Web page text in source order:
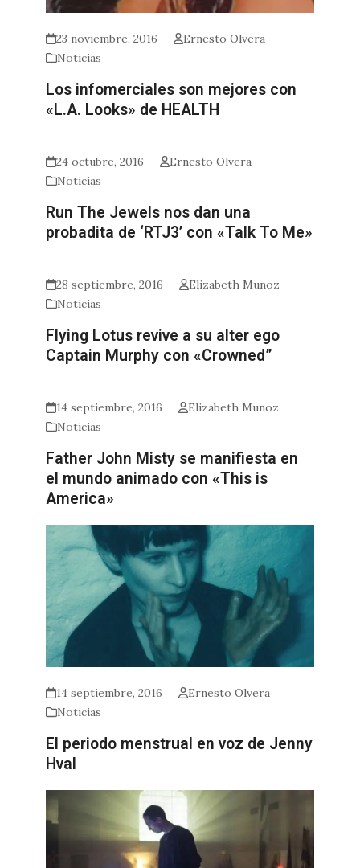
23 noviembre, 2016
Ernesto Olvera
Noticias
Los infomerciales son mejores con
«L.A. Looks» de HEALTH
24 octubre, 2016
Ernesto Olvera
Noticias
Run The Jewels nos dan una
probadita de ‘RTJ3’ con «Talk To Me»
28 septiembre, 2016
Elizabeth Munoz
Noticias
Flying Lotus revive a su alter ego
Captain Murphy con «Crowned”
14 septiembre, 2016
Elizabeth Munoz
Noticias
Father John Misty se manifiesta en
el mundo animado con «This is
America»
14 septiembre, 2016
Ernesto Olvera
Noticias
El periodo menstrual en voz de Jenny
Hval